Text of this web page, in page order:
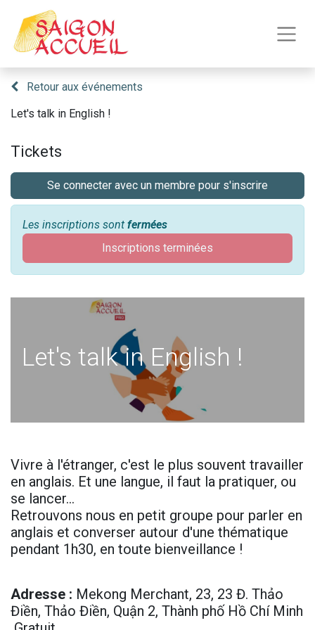
Retour aux événements
Let's talk in English !
Tickets
Se connecter avec un membre pour s'inscrire
Les inscriptions sont fermées
Inscriptions terminées
Let's talk in English !
Vivre à l'étranger, c'est le plus souvent travailler
en anglais. Et une langue, il faut la pratiquer, ou
se lancer…
Retrouvons nous en petit groupe pour parler en
anglais et converser autour d'une thématique
pendant 1h30, en toute bienveillance !
Adresse : Mekong Merchant, 23, 23 Đ. Thảo
Điền, Thảo Điền, Quận 2, Thành phố Hồ Chí Minh